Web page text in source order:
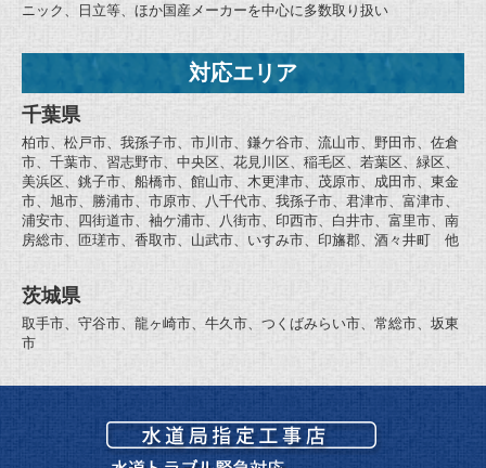
ニック、日立等、ほか国産メーカーを中心に多数取り扱い
対応エリア
千葉県
柏市、松戸市、我孫子市、市川市、鎌ケ谷市、流山市、野田市、佐倉
市、千葉市、習志野市、中央区、花見川区、稲毛区、若葉区、緑区、
美浜区、銚子市、船橋市、館山市、木更津市、茂原市、成田市、東金
市、旭市、勝浦市、市原市、八千代市、我孫子市、君津市、富津市、
浦安市、四街道市、袖ケ浦市、八街市、印西市、白井市、富里市、南
房総市、匝瑳市、香取市、山武市、いすみ市、印旛郡、酒々井町 他
茨城県
取手市、守谷市、龍ヶ崎市、牛久市、つくばみらい市、常総市、坂東
市